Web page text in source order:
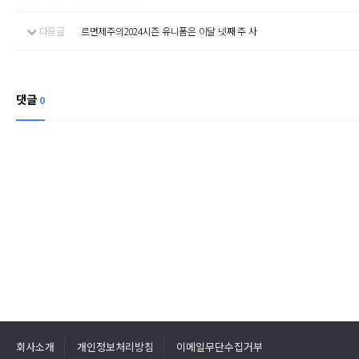
다음글 르면제주의2024시즌 유니폼은 이달 넷째 주 사
댓글 0
회사소개 개인정보처리방침 이메일무단수집거부